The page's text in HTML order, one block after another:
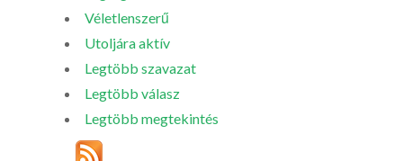
Véletlenszerű
Utoljára aktív
Legtöbb szavazat
Legtöbb válasz
Legtöbb megtekintés